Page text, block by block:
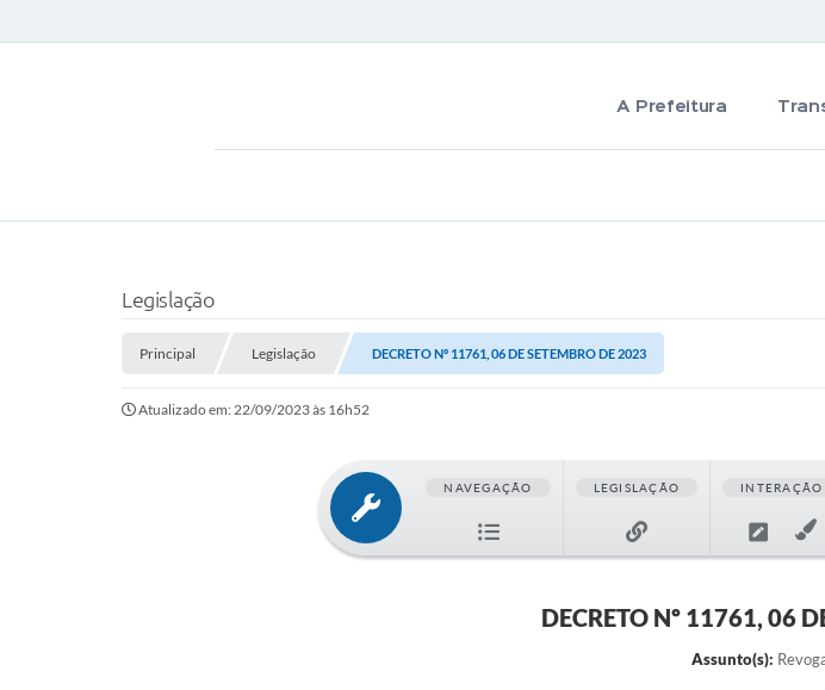
A Prefeitura
Legislação
Principal Legislação DECRETO Nº 11761, 06 DE SETEMBRO DE 2023
Atualizado em: 22/09/2023 às 16h52
NAVEGAÇÃO LEGISLAÇÃO INTERAÇÃO
DECRETO Nº 11761, 06
Assunto(s):